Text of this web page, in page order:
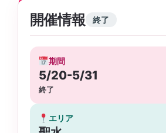
開催情報 終了
期間
5/20-5/31
終了
エリア